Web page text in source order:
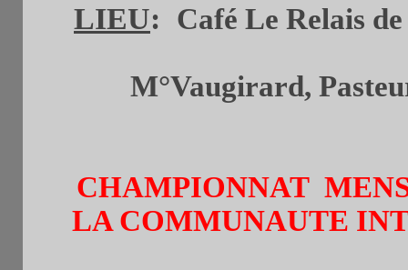
LIEU: Café Le Relais
M°Vaugirard,
CHAMPIONNAT
LA COMMUNAUTE